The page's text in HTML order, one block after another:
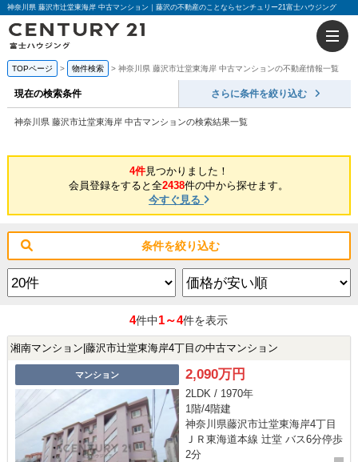
神奈川県 藤沢市辻堂東海岸 中古マンション｜藤沢の不動産のことならセンチュリー21富士ハウジング
TOPページ 物件検索 神奈川県 藤沢市辻堂東海岸 中古マンションの不動産情報一覧
現在の検索条件 さらに条件を絞り込む
神奈川県 藤沢市辻堂東海岸 中古マンションの検索結果一覧
4件見つかりました！
会員登録をすると全2438件の中から探せます。
今すぐ見る
条件を絞り込む
4件中1～4件を表示
湘南マンション|藤沢市辻堂東海岸4丁目の中古マンション
マンション 2,090万円
2LDK / 1970年
1階/4階建
神奈川県藤沢市辻堂東海岸4丁目
ＪＲ東海道本線 辻堂 バス6分停歩
2分